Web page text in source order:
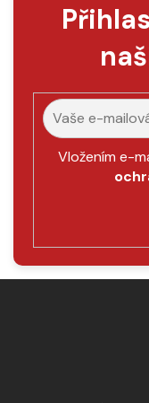
Vložením e-